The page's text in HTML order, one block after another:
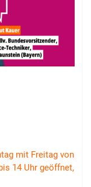
mit Freitag von
14 Uhr geöffnet,